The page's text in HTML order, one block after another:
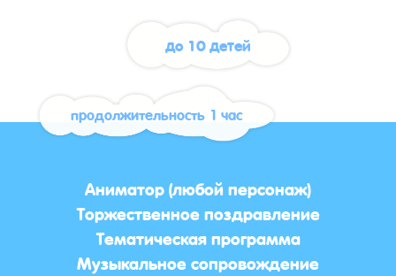
до 10 детей
продолжительность 1 час
Аниматор (любой персонаж)
Торжественное поздравление
Тематическая программа
Музыкальное сопровождение